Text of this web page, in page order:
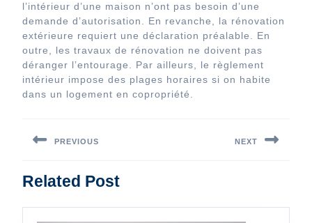
l’intérieur d’une maison n’ont pas besoin d’une
demande d’autorisation. En revanche, la rénovation
extérieure requiert une déclaration préalable. En
outre, les travaux de rénovation ne doivent pas
déranger l’entourage. Par ailleurs, le règlement
intérieur impose des plages horaires si on habite
dans un logement en copropriété.
de
PREVIOUS
post:
NEXT
Related Post